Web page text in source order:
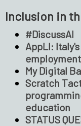
Inclusion in
#DiscussAI
AppLI:
employment
My Digital
Scratch
education
STATUS